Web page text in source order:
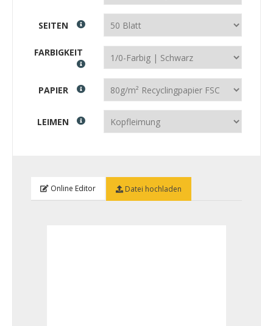
SEITEN
FARBIGKEIT
PAPIER
LEIMEN
Online Editor Datei hochladen